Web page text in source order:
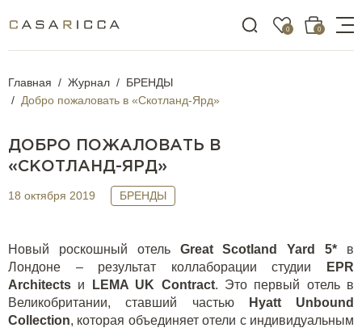
0 0
Главная Журнал
БРЕНДЫ
Добро пожаловать в «Скотланд-Ярд»
ДОБРО ПОЖАЛОВАТЬ В
«СКОТЛАНД-ЯРД»
18 октября 2019 БРЕНДЫ
Новый роскошный отель Great Scotland Yard 5* в
Лондоне – результат коллаборации студии
EPR
Architects и LEMA UK Contract. Это первый отель в
Великобритании, ставший частью
Hyatt
Unbound
Collection, которая объединяет отели с индивидуальным